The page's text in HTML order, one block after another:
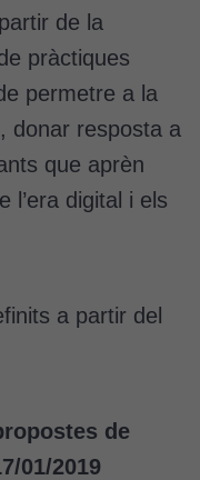
de la
pràctiques
permetre a la
donar resposta a
que aprèn
l’era digital i els
a partir del
de
01/2019